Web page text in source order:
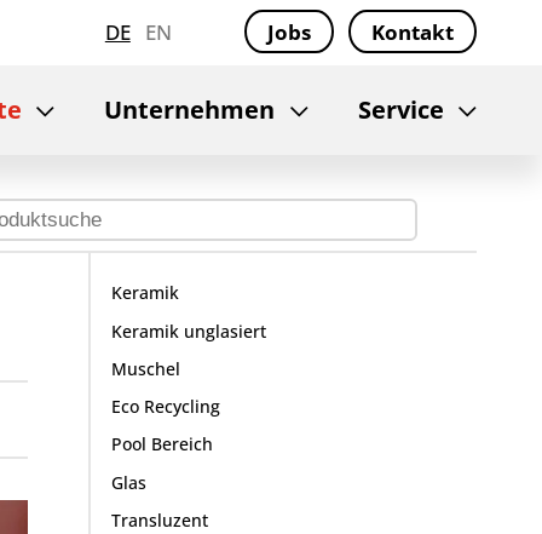
DE EN Jobs Kontakt
Unternehmen Service
Keramik
Keramik unglasiert
Muschel
Eco Recycling
Pool Bereich
Glas
Transluzent